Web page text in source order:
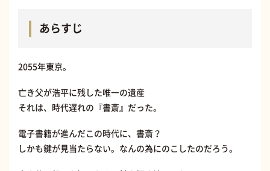
あらすじ
2055年東京。
亡き父が浩平に残した唯一の遺産
それは、時代遅れの『書斎』だった。
電子書籍が進んだこの時代に、書斎？
しかも鍵が見当たらない。なんの為にのこしたのだろう。